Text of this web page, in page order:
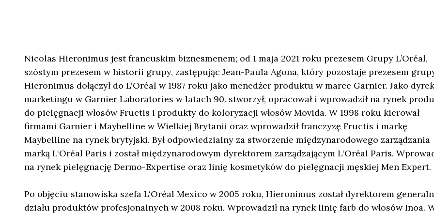
Nicolas Hieronimus jest francuskim biznesmenem; od 1 maja 2021 roku prezesem Grupy L’Oréal,
szóstym prezesem w historii grupy, zastępując Jean-Paula Agona, który pozostaje prezesem
Hieronimus dołączył do L‘Oréal w 1987 roku jako menedżer produktu w marce Garnier. Jako
marketingu w Garnier Laboratories w latach 90. stworzył, opracował i wprowadził na rynek
do pielęgnacji włosów Fructis i produkty do koloryzacji włosów Movida. W 1998 roku kierował
firmami Garnier i Maybelline w Wielkiej Brytanii oraz wprowadził franczyzę Fructis i markę
Maybelline na rynek brytyjski. Był odpowiedzialny za stworzenie międzynarodowego zarządzania
marką L‘Oréal Paris i został międzynarodowym dyrektorem zarządzającym L‘Oréal Paris.
na rynek pielęgnację Dermo-Expertise oraz linię kosmetyków do pielęgnacji męskiej Men Expert.
Po objęciu stanowiska szefa L‘Oréal Mexico w 2005 roku, Hieronimus został dyrektorem
działu produktów profesjonalnych w 2008 roku. Wprowadził na rynek linię farb do włosów Inoa.